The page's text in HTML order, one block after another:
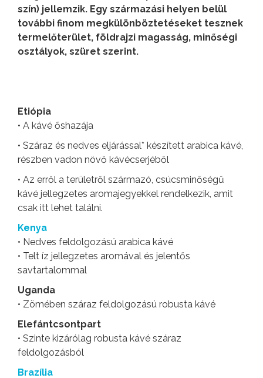
szín) jellemzik. Egy származási helyen belül
további finom megkülönböztetéseket tesznek
termelőterület, földrajzi magasság, minőségi
osztályok, szüret szerint.
Etiópia
• A kávé őshazája
• Száraz és nedves eljárással* készített arabica kávé,
részben vadon növő kávécserjéből
• Az erről a területről származó, csúcsminőségű
kávé jellegzetes aromajegyekkel rendelkezik, amit
csak itt lehet találni.
Kenya
• Nedves feldolgozású arabica kávé
• Telt íz jellegzetes aromával és jelentős
savtartalommal
Uganda
• Zömében száraz feldolgozású robusta kávé
Elefántcsontpart
• Szinte kizárólag robusta kávé száraz
feldolgozásból
Brazília